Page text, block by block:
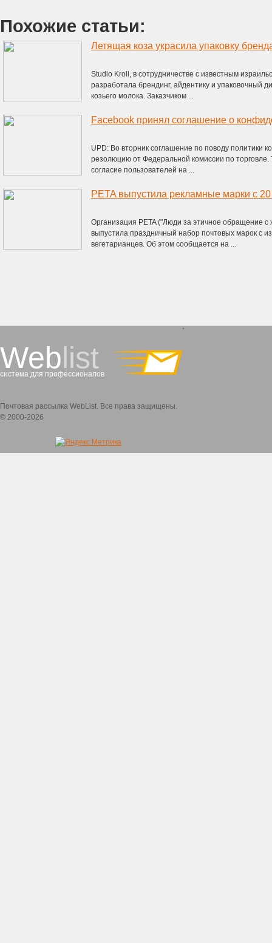
Похожие статьи:
Летящая коза украсила упаковку
Studio Kroll, в сотрудничестве с известным
разработала брендинг, айдентику и упаковочный
козьего молока. Заказчиком ...
Facebook принял соглашение о
UPD: Во вторник соглашение по поводу политики
резолюцию от Федеральной комиссии по торговле.
согласие пользователей на ...
PETA выпустила рекламные марки с
Организация PETA ("Люди за этичное обращение
выпустила праздничный набор почтовых марок с
вегетарианцев. Об этом сообщается на ...
Weblist
система для профессионалов
`
Почтовая рассылка WebList. Все права защищены.
© 2000-2026